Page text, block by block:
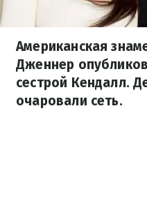
Американская
Дженнер
сестрой Кендалл.
очаровали сеть.